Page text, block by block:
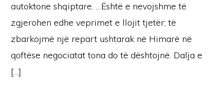
autoktone shqiptare. …Është e nevojshme të
zgjerohen edhe veprimet e llojit tjetër; të
zbarkojmë një repart ushtarak në Himarë në
qoftëse negociatat tona do të dështojnë. Dalja e
[…]